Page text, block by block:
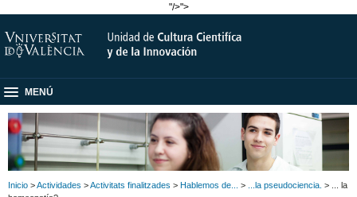
"/>">
MENÚ
Inicio >Actividades >Activitats finalitzades > Hablemos de... > ...la pseudociencia. > ... la